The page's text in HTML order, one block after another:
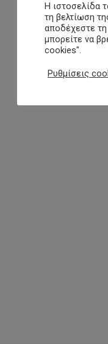
Η ιστοσελίδα
τη βελτίωση
αποδέχεστε
μπορείτε να
cookies".
Ρυθμίσεις